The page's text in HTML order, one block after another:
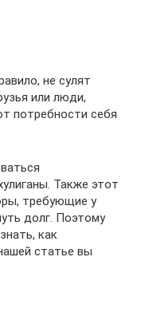
не сулят
или люди,
потребности себя
Также этот
требующие у
долг. Поэтому
как
статье вы